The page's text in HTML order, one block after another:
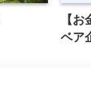
【
ベア